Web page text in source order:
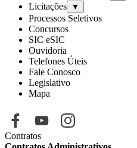
Licitações ▼
Processos Seletivos
Concursos
SIC eSIC
Ouvidoria
Telefones Úteis
Fale Conosco
Legislativo
Mapa
Contratos